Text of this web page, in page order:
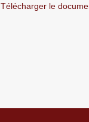
Télécharger le